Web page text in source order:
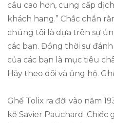
cầu cao hơn, cung cấp
khách hang.” Chắc chắn
chúng tôi là dựa trên sự
các bạn. Đồng thời sự
của các bạn là mục tiêu
Hãy theo dõi và ủng hộ.
Ghế Tolix ra đời vào năm
kế Savier Pauchard.